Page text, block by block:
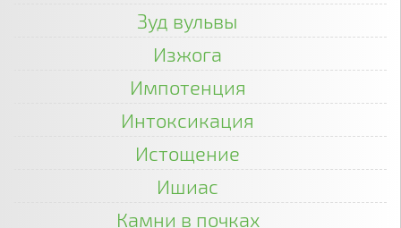
Зуд вульвы
Изжога
Импотенция
Интоксикация
Истощение
Ишиас
Камни в почках